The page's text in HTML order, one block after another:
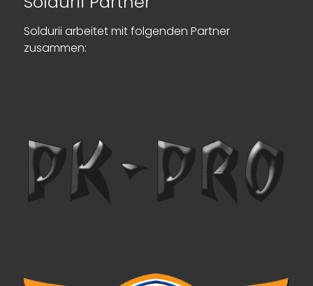
Soldurii arbeitet mit folgenden Partner
zusammen: